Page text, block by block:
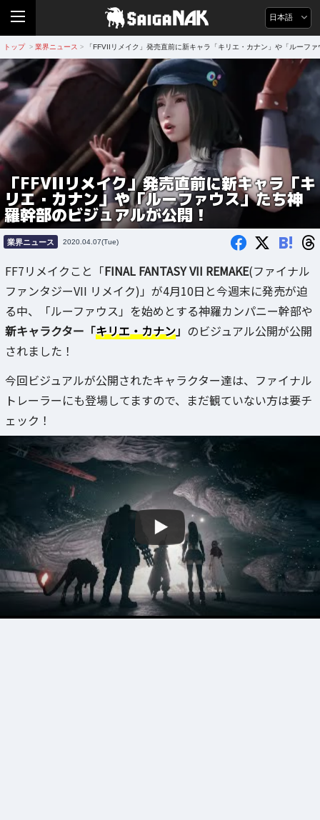
日本語
トップ > 業界ニュース > 「FFVIIリメイク」発売直前に新キャラ「キリエ・カナン」や「ルーフ
「FFVIIリメイク」発売直前に新キャラ「キ
リエ・カナン」や「ルーファウス」たち神
羅幹部のビジュアルが公開！
業界ニュース 2020.04.07(Tue) B!
FF7リメイクこと「FINAL FANTASY VII REMAKE(ファイナル
ファンタジーVII リメイク)」が4月10日と今週末に発売が迫
る中、「ルーファウス」を始めとする神羅カンパニー幹部や
新キャラクター「キリエ・カナン」 のビジュアル公開が公開
されました！
今回ビジュアルが公開されたキャラクター達は、ファイナル
トレーラーにも登場してますので、まだ観ていない方は要チ
ェック！